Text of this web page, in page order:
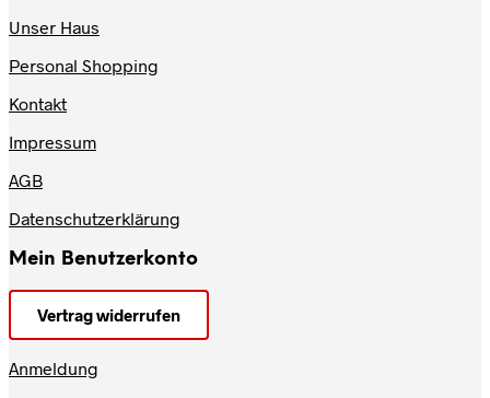
Unser Haus
Personal Shopping
Kontakt
Impressum
AGB
Datenschutzerklärung
Mein Benutzerkonto
Vertrag widerrufen
Anmeldung